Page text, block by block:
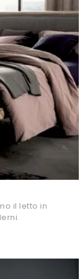
il letto in